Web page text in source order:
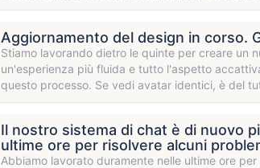
Aggiornamento del design in corso.
Stiamo lavorando dietro le quinte per creare un
un'esperienza più fluida e tutto l'aspetto
questo processo. Se vedi avatar identici, è del
Il nostro sistema di chat è di nuovo
ultime ore per risolvere alcuni
Abbiamo lavorato duramente nelle ultime ore